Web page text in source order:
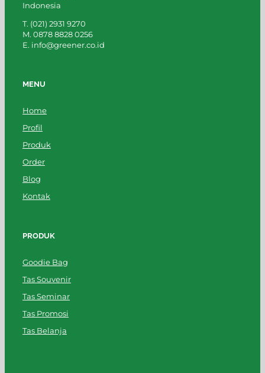
Indonesia
T. (021) 2931 9270
M. 0878 8828 0256
E. info@greener.co.id
MENU
Home
Profil
Produk
Order
Blog
Kontak
PRODUK
Goodie Bag
Tas Souvenir
Tas Seminar
Tas Promosi
Tas Belanja